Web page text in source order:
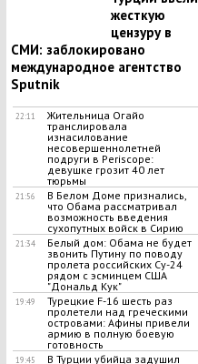
жесткую
цензуру в
СМИ: заблокировано
международное агентство
Sputnik
22:11
Жительница Огайо
транслировала
изнасилование
несовершеннолетней
подруги в Periscope:
девушке грозит 40 лет
тюрьмы
21:56
В Белом Доме признались,
что Обама рассматривал
возможность введения
сухопутных войск в Сирию
21:34
Белый дом: Обама не будет
звонить Путину по поводу
пролета российских Су-24
рядом с эсминцем США
"Дональд Кук"
19:49
Турецкие F-16 шесть раз
пролетели над греческими
островами: Афины привели
армию в полную боевую
готовность
19:45
В Турции убийца задушил